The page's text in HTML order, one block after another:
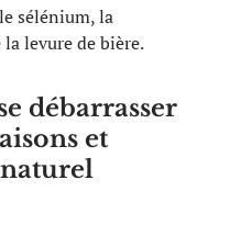
sélénium, la
levure de bière.
débarrasser
et